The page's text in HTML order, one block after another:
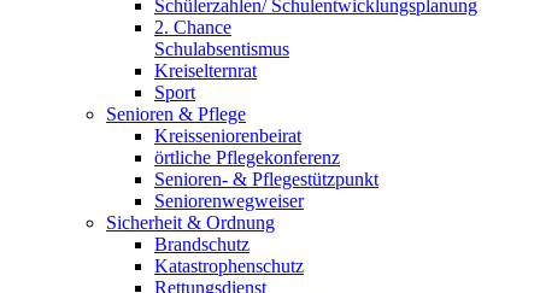
Schülerzahlen/ Schulentwicklungsplanung
2. Chance
Schulabsentismus
Kreiselternrat
Sport
Senioren & Pflege
Kreisseniorenbeirat
örtliche Pflegekonferenz
Senioren- & Pflegestützpunkt
Seniorenwegweiser
Sicherheit & Ordnung
Brandschutz
Katastrophenschutz
Rettungsdienst